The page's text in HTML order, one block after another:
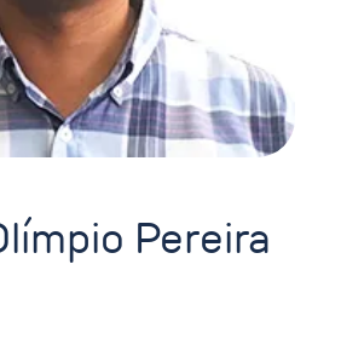
Pereira